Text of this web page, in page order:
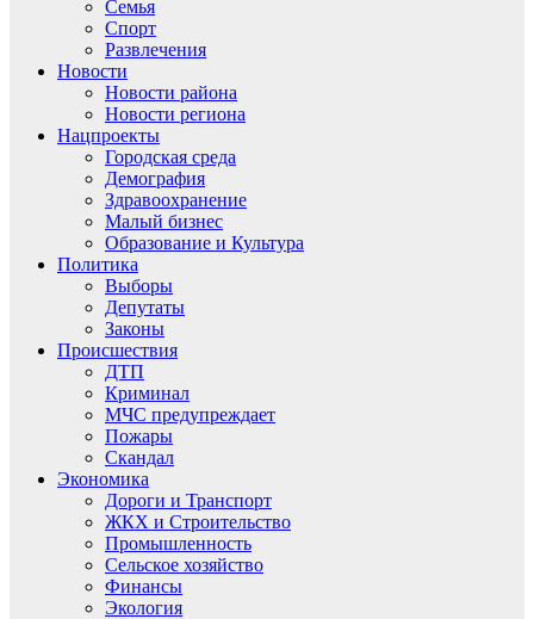
Семья
Спорт
Развлечения
Новости
Новости района
Новости региона
Нацпроекты
Городская среда
Демография
Здравоохранение
Малый бизнес
Образование и Культура
Политика
Выборы
Депутаты
Законы
Происшествия
ДТП
Криминал
МЧС предупреждает
Пожары
Скандал
Экономика
Дороги и Транспорт
ЖКХ и Строительство
Промышленность
Сельское хозяйство
Финансы
Экология